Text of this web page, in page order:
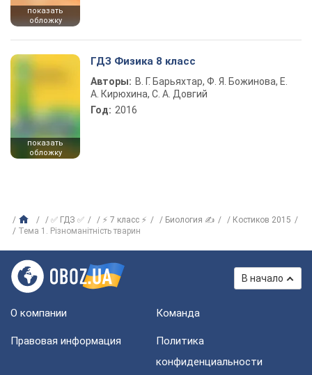
показать
обложку
показать
обложку
ГДЗ Физика 8 класс
Авторы: В. Г. Барьяхтар, Ф. Я. Божинова, Е.
А. Кирюхина, С. А. Довгий
Год: 2016
✅ ГДЗ ✅ ⚡ 7 класс ⚡ Биология ✍
Костиков 2015
Тема 1. Різноманітність тварин
В начало
О компании Команда
Правовая информация
Политика
конфиденциальности